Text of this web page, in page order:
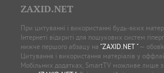
ZAXID.NET
При цитуванні і використанні будь-яких
Інтернеті відкриті для пошукових систем
нижче першого абзацу на "ZAXID.NET "—
Цитування і використання матеріалів у
Мобільних додатках, SmartTV можливе лише